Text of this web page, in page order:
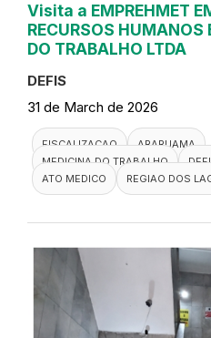
Visita a EMPREHMET
RECURSOS HUMANOS
DO TRABALHO LTDA
DEFIS
31 de March de 2026
FISCALIZACAO
ARARUAMA
MEDICINA DO TRABALHO
ATO MEDICO
REGIAO DOS